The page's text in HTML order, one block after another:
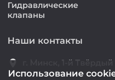
Гидравлические
клапаны
Наши контакты
location_on г. Минск, 1-й Твёрдый
Использование